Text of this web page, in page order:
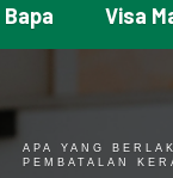
ayuda con tu
Tại đây chúng
Visa
APA YANG
PEMBATALAN